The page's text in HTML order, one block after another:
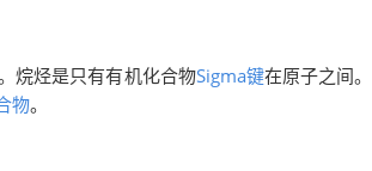
烷烃是只有有机化合物Sigma键在原子之间。
物。